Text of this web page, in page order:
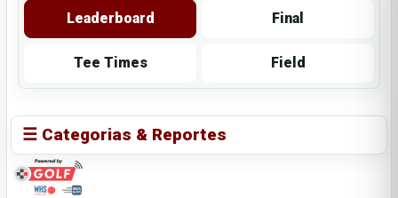
Leaderboard Final
Tee Times Field
☰ Categorias & Reportes